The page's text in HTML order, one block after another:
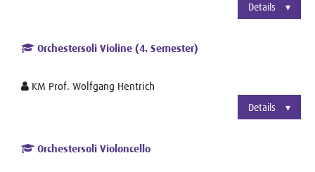
Details
Orchestersoli Violine (4. Semester)
KM Prof. Wolfgang Hentrich
Details
Orchestersoli Violoncello